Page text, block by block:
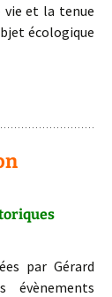
vie et la tenue
écologique
par Gérard